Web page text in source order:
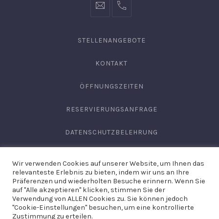
info@hofgut-0049747196019210
STELLENANGEBOTE
KONTAKT
ÖFFNUNGSZEITEN
RESERVIERUNGSANFRAGE
DATENSCHUTZBELEHRUNG
IMPRESSUM
Copyright © 2026Domäne Areal Hechingen. Site byHirschburg
Wir verwenden Cookies auf unserer Website, um Ihnen das
relevanteste Erlebnis zu bieten, indem wir uns an Ihre
Präferenzen und wiederholten Besuche erinnern. Wenn Sie
auf "Alle akzeptieren" klicken, stimmen Sie der
Verwendung von ALLEN Cookies zu. Sie können jedoch
"Cookie-Einstellungen" besuchen, um eine kontrollierte
Zustimmung zu erteilen.